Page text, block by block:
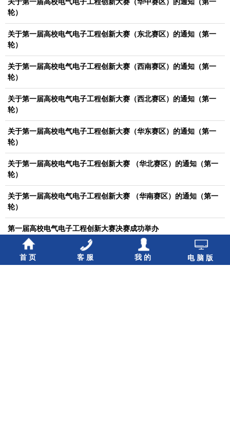
轮）
关于第一届高校电气电子工程创新大赛（东北赛区）的通知（第一
轮）
关于第一届高校电气电子工程创新大赛（西南赛区）的通知（第一
轮）
关于第一届高校电气电子工程创新大赛（西北赛区）的通知（第一
轮）
关于第一届高校电气电子工程创新大赛（华东赛区）的通知（第一
轮）
关于第一届高校电气电子工程创新大赛 （华北赛区）的通知（第一
轮）
关于第一届高校电气电子工程创新大赛 （华南赛区）的通知（第一
轮）
第一届高校电气电子工程创新大赛决赛成功举办
关于第一届高校电气电子工程创新大赛决赛的通知（第二轮）
首页 客服 我的 电脑版